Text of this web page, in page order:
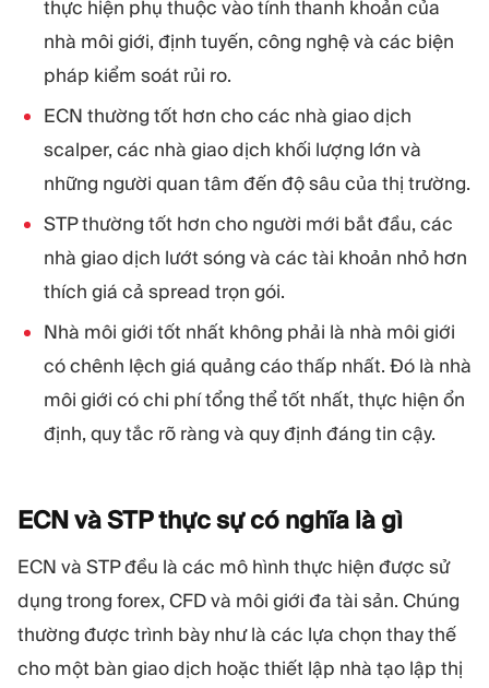
thực hiện phụ thuộc vào tính thanh khoản của
nhà môi giới, định tuyến, công nghệ và các biện
pháp kiểm soát rủi ro.
ECN thường tốt hơn cho các nhà giao dịch
scalper, các nhà giao dịch khối lượng lớn và
những người quan tâm đến độ sâu của thị trường.
STP thường tốt hơn cho người mới bắt đầu, các
nhà giao dịch lướt sóng và các tài khoản nhỏ hơn
thích giá cả spread trọn gói.
Nhà môi giới tốt nhất không phải là nhà môi giới
có chênh lệch giá quảng cáo thấp nhất. Đó là nhà
môi giới có chi phí tổng thể tốt nhất, thực hiện ổn
định, quy tắc rõ ràng và quy định đáng tin cậy.
ECN và STP thực sự có nghĩa là gì
ECN và STP đều là các mô hình thực hiện được sử
dụng trong forex, CFD và môi giới đa tài sản. Chúng
thường được trình bày như là các lựa chọn thay thế
cho một bàn giao dịch hoặc thiết lập nhà tạo lập thị